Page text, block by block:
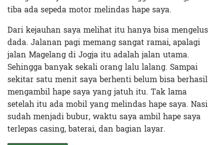
tiba ada sepeda motor melindas hape saya.
Dari kejauhan saya melihat itu hanya bisa mengelus
dada. Jalanan pagi memang sangat ramai, apalagi
jalan Magelang di Jogja itu adalah jalan utama.
Sehingga banyak sekali orang lalu lalang. Sampai
sekitar satu menit saya berhenti belum bisa berhasil
mengambil hape saya yang jatuh itu. Tak lama
setelah itu ada mobil yang melindas hape saya. Nasi
sudah menjadi bubur, waktu saya ambil hape saya
terlepas casing, baterai, dan bagian layar.